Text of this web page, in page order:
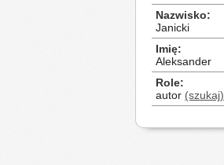
Nazwisko
Janicki
Imię
Aleksander
Role
autor (szukaj)